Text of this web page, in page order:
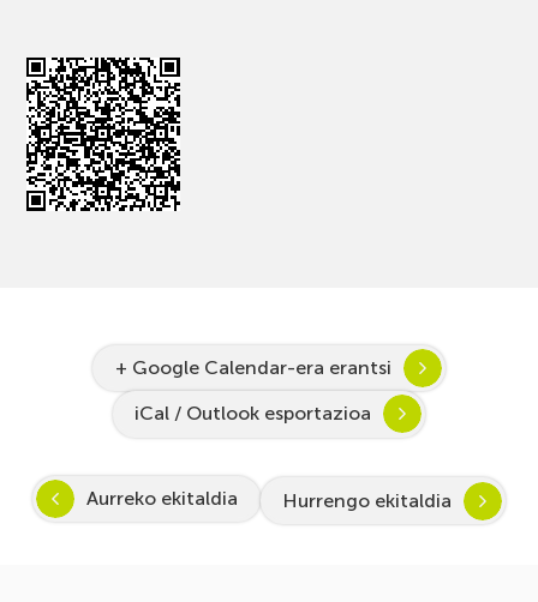
+ Google Calendar-era erantsi
iCal / Outlook esportazioa
Aurreko ekitaldia Hurrengo ekitaldia